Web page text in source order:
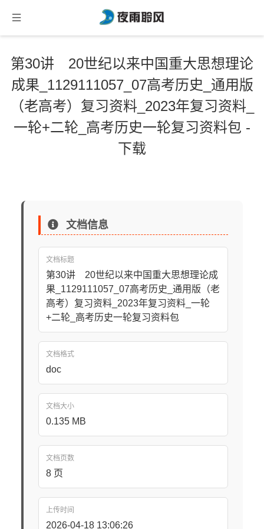
第30讲 20世纪以来中国重大思想理论
成果_1129111057_07高考历史_通用版
（老高考）复习资料_2023年复习资料_
一轮+二轮_高考历史一轮复习资料包 -
下载
文档信息
文档标题
第30讲 20世纪以来中国重大思想理论成
果_1129111057_07高考历史_通用版（老
高考）复习资料_2023年复习资料_一轮
+二轮_高考历史一轮复习资料包
文档格式
doc
文档大小
0.135 MB
文档页数
8 页
上传时间
2026-04-18 13:06:26